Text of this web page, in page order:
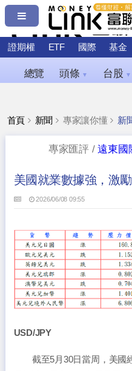
證期權 ETF 國際 基金
總覽 頭條 ▼ 台股 ▼
首頁 新聞 專家讓你懂 新
專家匯評 /遠東國
美國就業數據強，激
2026/06/08 09:55
USD/JPY
截至5月30日當周，美國